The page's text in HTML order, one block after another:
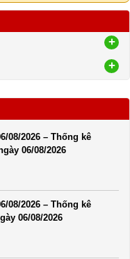
08/2026 – Thống kê
06/08/2026
08/2026 – Thống kê
06/08/2026